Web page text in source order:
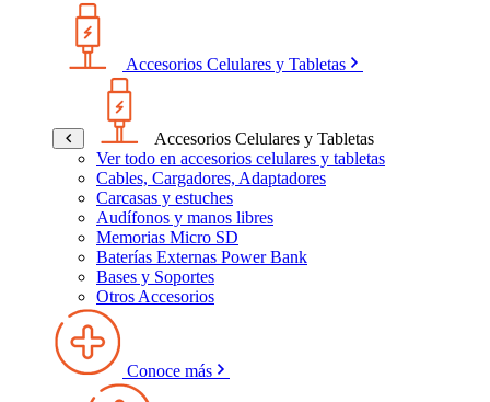
Accesorios Celulares y Tabletas
Accesorios Celulares y Tabletas
Ver todo en accesorios celulares y tabletas
Cables, Cargadores, Adaptadores
Carcasas y estuches
Audífonos y manos libres
Memorias Micro SD
Baterías Externas Power Bank
Bases y Soportes
Otros Accesorios
Conoce más